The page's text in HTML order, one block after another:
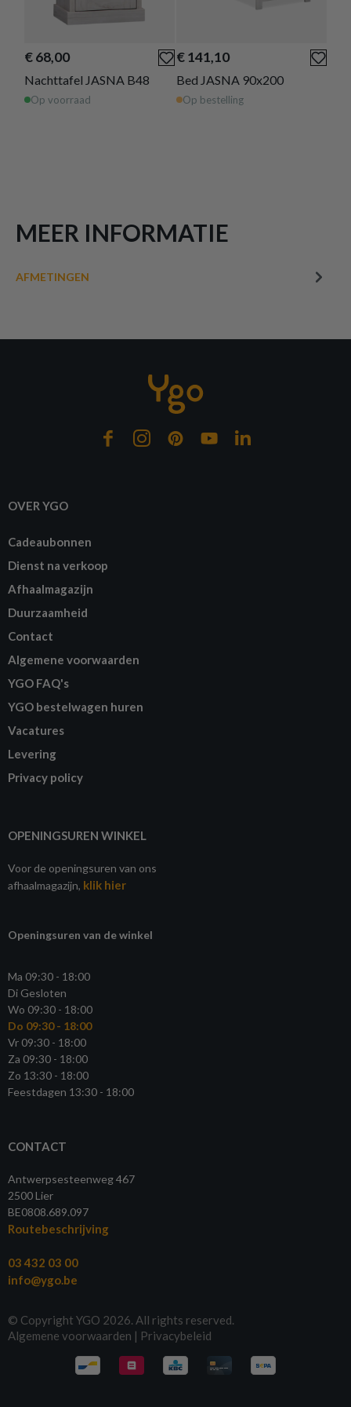
€ 68,00
Nachttafel JASNA B48
Op voorraad
€ 141,10
Bed JASNA 90x200
Op bestelling
MEER INFORMATIE
AFMETINGEN
GA NAAR WINKELMANDJE
OVER YGO
Cadeaubonnen
Dienst na verkoop
Afhaalmagazijn
Duurzaamheid
Contact
Algemene voorwaarden
YGO FAQ's
YGO bestelwagen huren
Vacatures
Levering
Privacy policy
OPENINGSUREN WINKEL
Voor de openingsuren van ons
afhaalmagazijn, klik hier
Openingsuren van de winkel
Ma 09:30 - 18:00
Di Gesloten
Wo 09:30 - 18:00
Do 09:30 - 18:00
Vr 09:30 - 18:00
Za 09:30 - 18:00
Zo 13:30 - 18:00
Feestdagen 13:30 - 18:00
CONTACT
Antwerpsesteenweg 467
2500 Lier
BE0808.689.097
Routebeschrijving
03 432 03 00
info@ygo.be
© Copyright YGO 2026. All rights reserved.
Algemene voorwaarden | Privacybeleid